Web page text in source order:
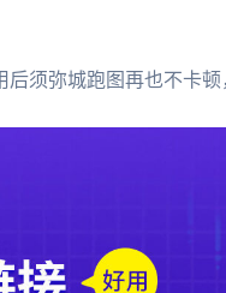
须弥城跑图再也不卡